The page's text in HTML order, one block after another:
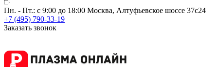
Пн. - Пт.: с 9:00 до 18:00 Москва, Алтуфьевское шоссе 37с24
+7 (495) 790-33-19
Заказать звонок